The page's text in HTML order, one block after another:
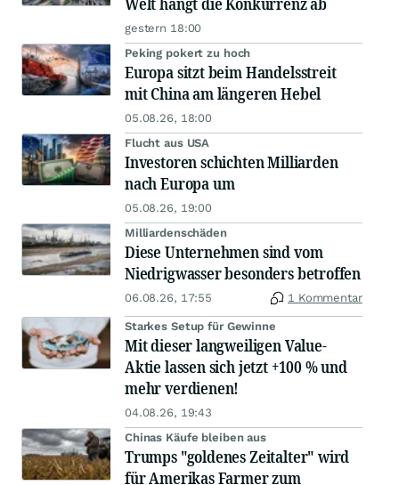
gestern 18:00
Peking pokert zu hoch
Europa sitzt beim Handelsstreit
mit China am längeren Hebel
05.08.26, 18:00
Flucht aus USA
Investoren schichten Milliarden
nach Europa um
05.08.26, 19:00
Milliardenschäden
Diese Unternehmen sind vom
Niedrigwasser besonders betroffen
06.08.26, 17:55 1 Kommentar
Starkes Setup für Gewinne
Mit dieser langweiligen Value-
Aktie lassen sich jetzt +100 % und
mehr verdienen!
04.08.26, 19:43
Chinas Käufe bleiben aus
Trumps "goldenes Zeitalter" wird
für Amerikas Farmer zum